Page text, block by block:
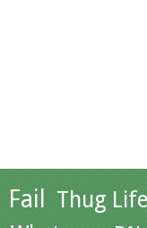
Fail Thug Life